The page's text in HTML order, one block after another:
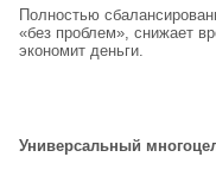
Полностью
«без проблем», снижает
экономит деньги.
Универсальный